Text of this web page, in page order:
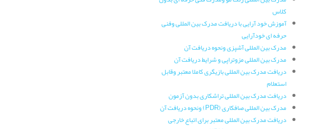
کلاس
آموزش خود آرایی با دریافت مدرک بین المللی وفنی
حرفه ای خودآرایی
مدرک بین المللی آشپزی ونحوه دریافت آن
مدرک بین المللی مزوتراپی و شرایط دریافت آن
دریافت مدرک بین المللی بازیگری کاملا معتبر وقابل
استعلام
دریافت مدرک بین المللی تراشکاری بدون آزمون
مدرک بین المللی صافکاری (PDR) ونحوه دریافت آن
دریافت مدرک بین المللی معتبر برای اتباع خارجی